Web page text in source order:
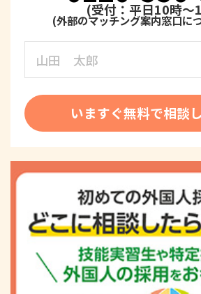
(受付：平日10時～
いますぐ無料で相談